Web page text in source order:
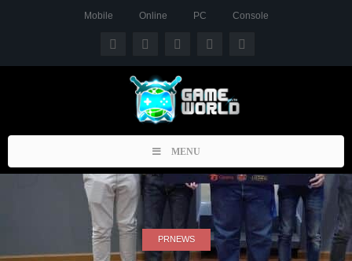
Mobile Online PC Console
Toggle
navigation
MENU
PRNEWS